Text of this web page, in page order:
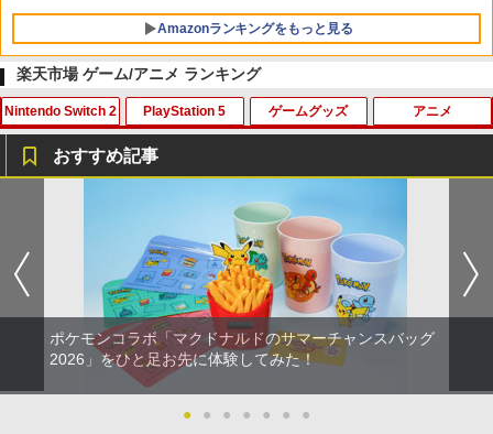
Amazonランキングをもっと見る
1
【純正品】Xbox ワイヤレス コントロー
Xbox プリペイドカード 5,000円 デジタ
ルコード 【旧 Xbox ギフトカード】 [オ
ンラインコード]
￥5,000
【純正品】Xbox ワイヤレス コントロー
1
劇場版「鬼滅の刃」無限城編 第一章 猗
劇場版「鬼滅の刃」無限城編 第一章 猗
窩座再来 通常版 [DVD]
￥3,523
楽天市場 ゲーム/アニメ ランキング
Nintendo Switch 2
任天堂 【Switch2】ゼノブレイド ディフ
ィニティブ・エディション Nintendo S
witch 2 Edition [NXS-P-AUBQB NSW2
ゼノブレイド ディフィニティブ エディ
ション]
￥6,810
2
【特典】ファイナルファンタジー レゾナ
ンス Switch2版(【初回封入特典】魔導
PlayStation 5
【中古】ワンス・アポン・ア・塊魂ソフ
ト:プレイステーション5ソフト／アクシ
ョン・ゲーム
￥2,900
[メール便OK]【新品】【PS5】零 〜紅い
￥3,320
ゲームグッズ
【中古】新 テーマパーク
￥419
【中古】三國志14 - PS4
￥3,258
アニメ
【中古】【Blu−ray】ヤマノススメ 新
特装版 / 山本裕介【監督】
￥980
【中古】【Blu−ray】ゾンビランドサ
ガ SAGA．1 特典CD付 / 境宗久【監
督】
おすすめ記事
ポケモンコラボ「マクドナルドのサマーチャンスバッグ
2026」をひと足お先に体験してみた！
● ● ● ● ● ● ●